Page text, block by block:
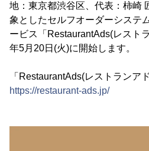
地：東京都渋谷区、代表：柿崎
象としたセルフオーダーシステ
ービス「RestaurantAds(レスト
年5月20日(火)に開始します。
「RestaurantAds(レストランア
https://restaurant-ads.jp/